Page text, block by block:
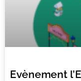
Evènement